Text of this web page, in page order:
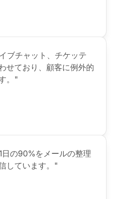
ブチャット、チケッテ
せており、顧客に例外的
。"
の90%をメールの整理
しています。"